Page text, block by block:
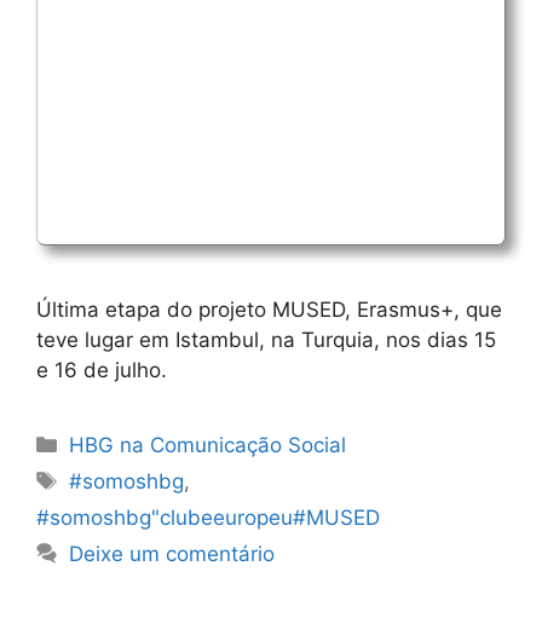
Última etapa do projeto MUSED, Erasmus+, que
teve lugar em Istambul, na Turquia, nos dias 15
e 16 de julho.
Categorias
HBG na Comunicação Social
Etiquetas
#somoshbg,
#somoshbg"clubeeuropeu#MUSED
Deixe um comentário